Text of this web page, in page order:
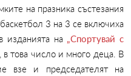
на празника състезания
3 на 3 се включиха
изданията на „Спортувай с
в това число и много деца. В
взе и председателят на